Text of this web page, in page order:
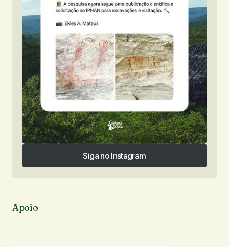
Siga no Instagram
Siga no Instagram
Apoio